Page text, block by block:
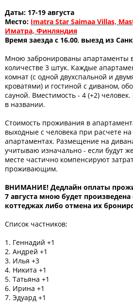
Даты: 17-19 августа
Место: Imatra Star Saimaa Villas,
Иматра, Финляндия
Время заезда с 16.00, выезд из
Мною забронированы апартаменты
количестве 3 штук. Каждые
комнат (с одной двухспальной и
кроватями) и гостиной с диваном,
сауной. Вместимость - 4 (+2)
в названии.
Стоимость проживания в
выходные с человека при расчете
апартаментах. Размещение на
учитываю изначально - если будут
месте частично компенсируют
проживающим.
ВНИМАНИЕ! Дедлайн оплаты
7 августа мною будет произведена
коттеджах либо отмена их
Список частников:
1. Геннадий +1
2. Андрей +1
3. Илья +3
4. Никита +1
5. Татьяна +1
6. Ирина +1
7. Эдуард +1